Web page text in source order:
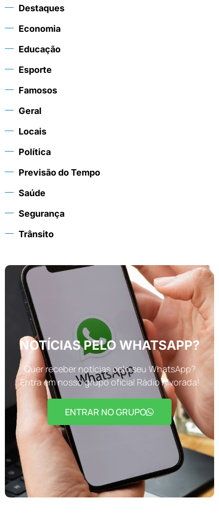
Destaques
Economia
Educação
Esporte
Famosos
Geral
Locais
Política
Previsão do Tempo
Saúde
Segurança
Trânsito
NOTÍCIAS PELO WHATSAPP?
Quer receber notícias pelo seu WhatsApp?
Entra em nosso grupo oficial Rádio Alvorada!
ENTRAR NO GRUPO